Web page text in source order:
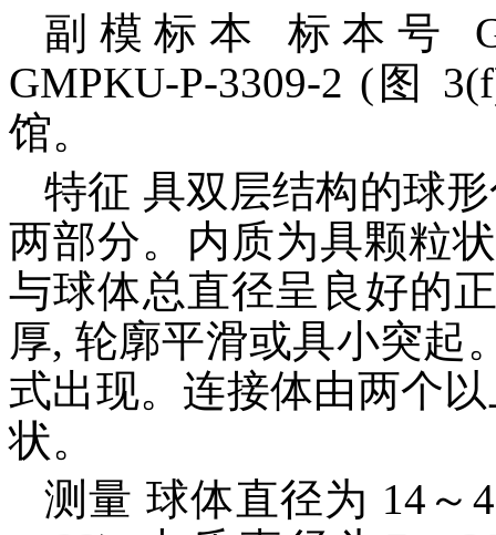
副模标本 标本号
GMPKU-P-3309-2 (图
馆。
特征 具双层结构的球
两部分。内质为具颗粒
与球体总直径呈良好的
厚, 轮廓平滑或具小突起
式出现。连接体由两个
状。
测量 球体直径为 14～